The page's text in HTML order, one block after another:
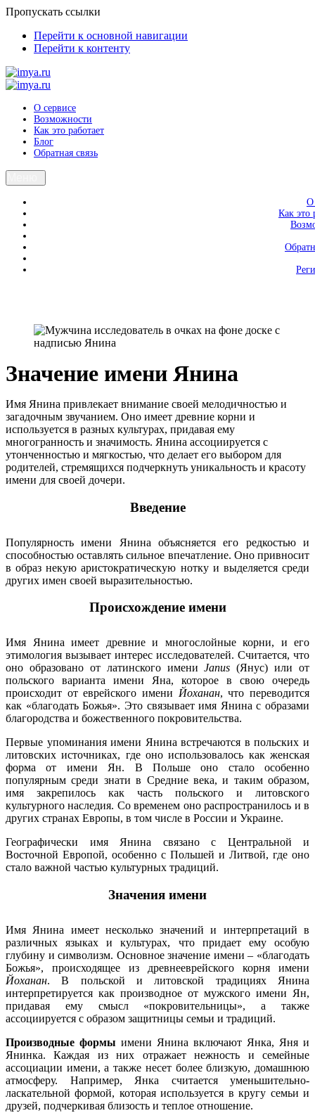
Пропускать ссылки
Перейти к основной навигации
Перейти к контенту
О сервисе
Возможности
Как это работает
Блог
Обратная связь
О
Как это
Значение имени Янина
Имя Янина привлекает внимание своей мелодичностью и
загадочным звучанием. Оно имеет древние корни и
используется в разных культурах, придавая ему
многогранность и значимость. Янина ассоциируется с
утонченностью и мягкостью, что делает его выбором для
родителей, стремящихся подчеркнуть уникальность и красоту
имени для своей дочери.
Введение
Популярность имени Янина объясняется его редкостью и
способностью оставлять сильное впечатление. Оно привносит
в образ некую аристократическую нотку и выделяется среди
других имен своей выразительностью.
Происхождение имени
Имя Янина имеет древние и многослойные корни, и его
этимология вызывает интерес исследователей. Считается, что
оно образовано от латинского имениJanus (Янус) или от
польского варианта имени Яна, которое в свою очередь
происходит от еврейского имени Йоханан, что переводится
как «благодать Божья». Это связывает имя Янина с образами
благородства и божественного покровительства.
Первые упоминания имени Янина встречаются в польских и
литовских источниках, где оно использовалось как женская
форма от имени Ян. В Польше оно стало особенно
популярным среди знати в Средние века, и таким образом,
имя закрепилось как часть польского и литовского
культурного наследия. Со временем оно распространилось и в
других странах Европы, в том числе в России и Украине.
Географически имя Янина связано с Центральной и
Восточной Европой, особенно с Польшей и Литвой, где оно
стало важной частью культурных традиций.
Значения имени
Имя Янина имеет несколько значений и интерпретаций в
различных языках и культурах, что придает ему особую
глубину и символизм. Основное значение имени – «благодать
Божья», происходящее из древнееврейского корня имени
Йоханан. В польской и литовской традициях Янина
интерпретируется как производное от мужского имени Ян,
придавая ему смысл «покровительницы», а также
ассоциируется с образом защитницы семьи и традиций.
Производные формы имени Янина включают Янка, Яня и
Янинка. Каждая из них отражает нежность и семейные
ассоциации имени, а также несет более близкую, домашнюю
атмосферу. Например, Янка считается уменьшительно-
ласкательной формой, которая используется в кругу семьи и
друзей, подчеркивая близость и теплое отношение.